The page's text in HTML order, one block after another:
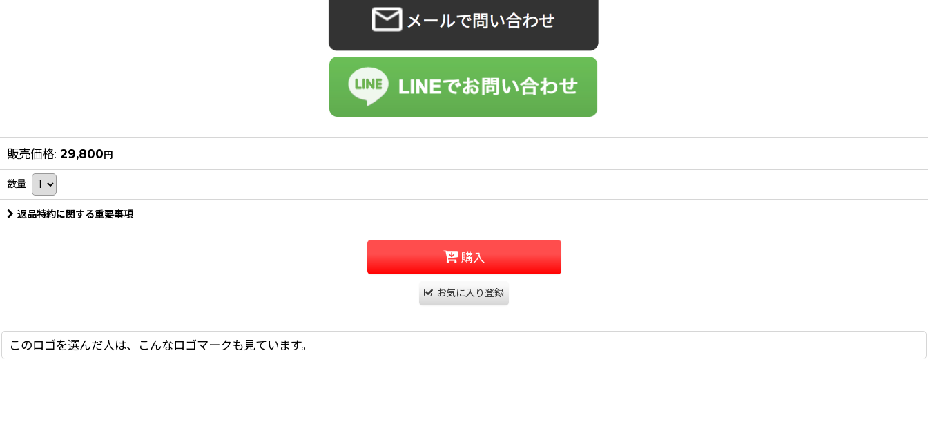
販売価格: 29,800円
数量:
返品特約に関する重要事項
購入
お気に入り登録
このロゴを選んだ人は、こんなロゴマークも見ています。